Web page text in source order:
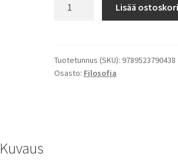
Lisää
Tuotetunnus (SKU): 9789523790438
Osasto: Filosofia
Kuvaus